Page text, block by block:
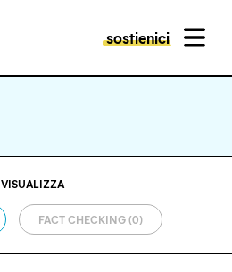
sostienici MENU
VISUALIZZA
FACT CHECKING (0)